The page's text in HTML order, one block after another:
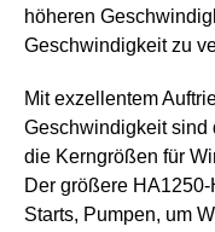
höheren
Geschwindigkeit zu
Mit exzellentem
Geschwindigkeit
die Kerngrößen für
Der größere
Starts, Pumpen, um